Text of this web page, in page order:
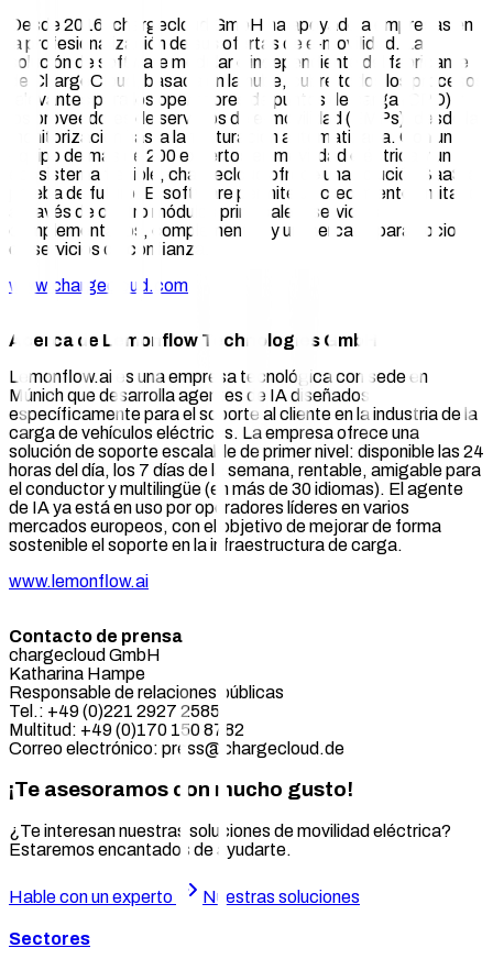
Desde 2016, chargecloud GmbH ha apoyado a empresas en
la profesionalización de sus ofertas de e-movilidad. La
solución de software modular e independiente del fabricante
de ChargeCloud, basada en la nube, cubre todos los procesos
relevantes para los operadores de puntos de carga (CPO) y
los proveedores de servicios de e-movilidad (EMPs), desde la
monitorización hasta la facturación automatizada. Con un
equipo de más de 200 expertos en movilidad eléctrica y un
ecosistema flexible, chargecloud ofrece una solución SaaS a
prueba de futuro. El software permite un crecimiento ilimitado
a través de cuatro módulos principales, servicios
complementarios, complementos y un mercado para socios
de servicios de confianza.
www.chargecloud.com
Acerca de Lemonflow Technologies GmbH
Lemonflow.ai es una empresa tecnológica con sede en
Múnich que desarrolla agentes de IA diseñados
específicamente para el soporte al cliente en la industria de la
carga de vehículos eléctricos. La empresa ofrece una
solución de soporte escalable de primer nivel: disponible las 24
horas del día, los 7 días de la semana, rentable, amigable para
el conductor y multilingüe (en más de 30 idiomas). El agente
de IA ya está en uso por operadores líderes en varios
mercados europeos, con el objetivo de mejorar de forma
sostenible el soporte en la infraestructura de carga.
www.lemonflow.ai
Contacto de prensa
chargecloud GmbH
Katharina Hampe
Responsable de relaciones públicas
Tel.: +49 (0)221 2927 2585
Multitud: +49 (0)170 150 8782
Correo electrónico: press@chargecloud.de
¡Te asesoramos con mucho gusto!
¿Te interesan nuestras soluciones de movilidad eléctrica?
Estaremos encantados de ayudarte.
Hable con un experto Nuestras soluciones
Sectores